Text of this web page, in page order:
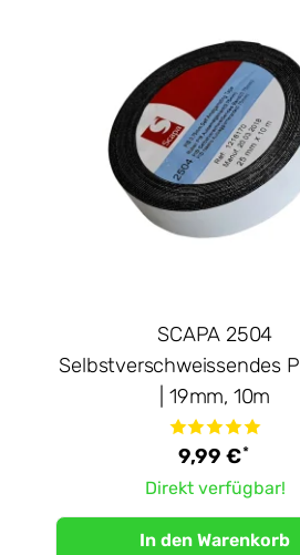
SCAPA 2504
Selbstverschweissendes
| 19mm, 10m
9,99 €*
Direkt verfügbar!
In den Warenkorb